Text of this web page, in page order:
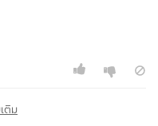
ติม